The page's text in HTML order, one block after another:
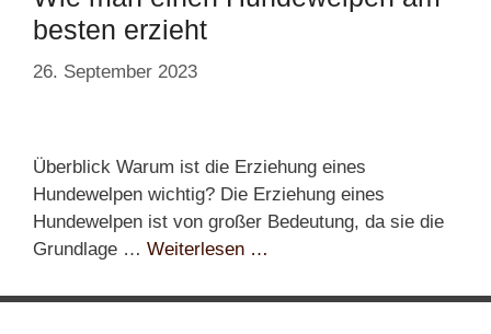
besten erzieht
26. September 2023
Überblick Warum ist die Erziehung eines
Hundewelpen wichtig? Die Erziehung eines
Hundewelpen ist von großer Bedeutung, da sie die
Grundlage … Weiterlesen …